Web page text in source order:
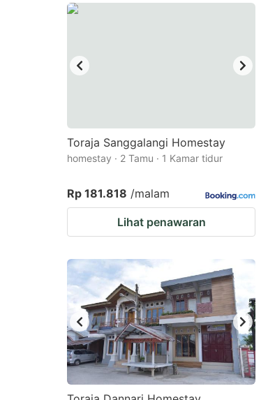
Toraja Sanggalangi Homestay
homestay · 2 Tamu · 1 Kamar tidur
Rp 181.818 /malam
Lihat penawaran